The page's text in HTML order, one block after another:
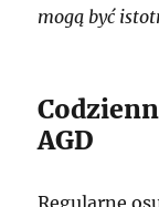
mogą być
AGD